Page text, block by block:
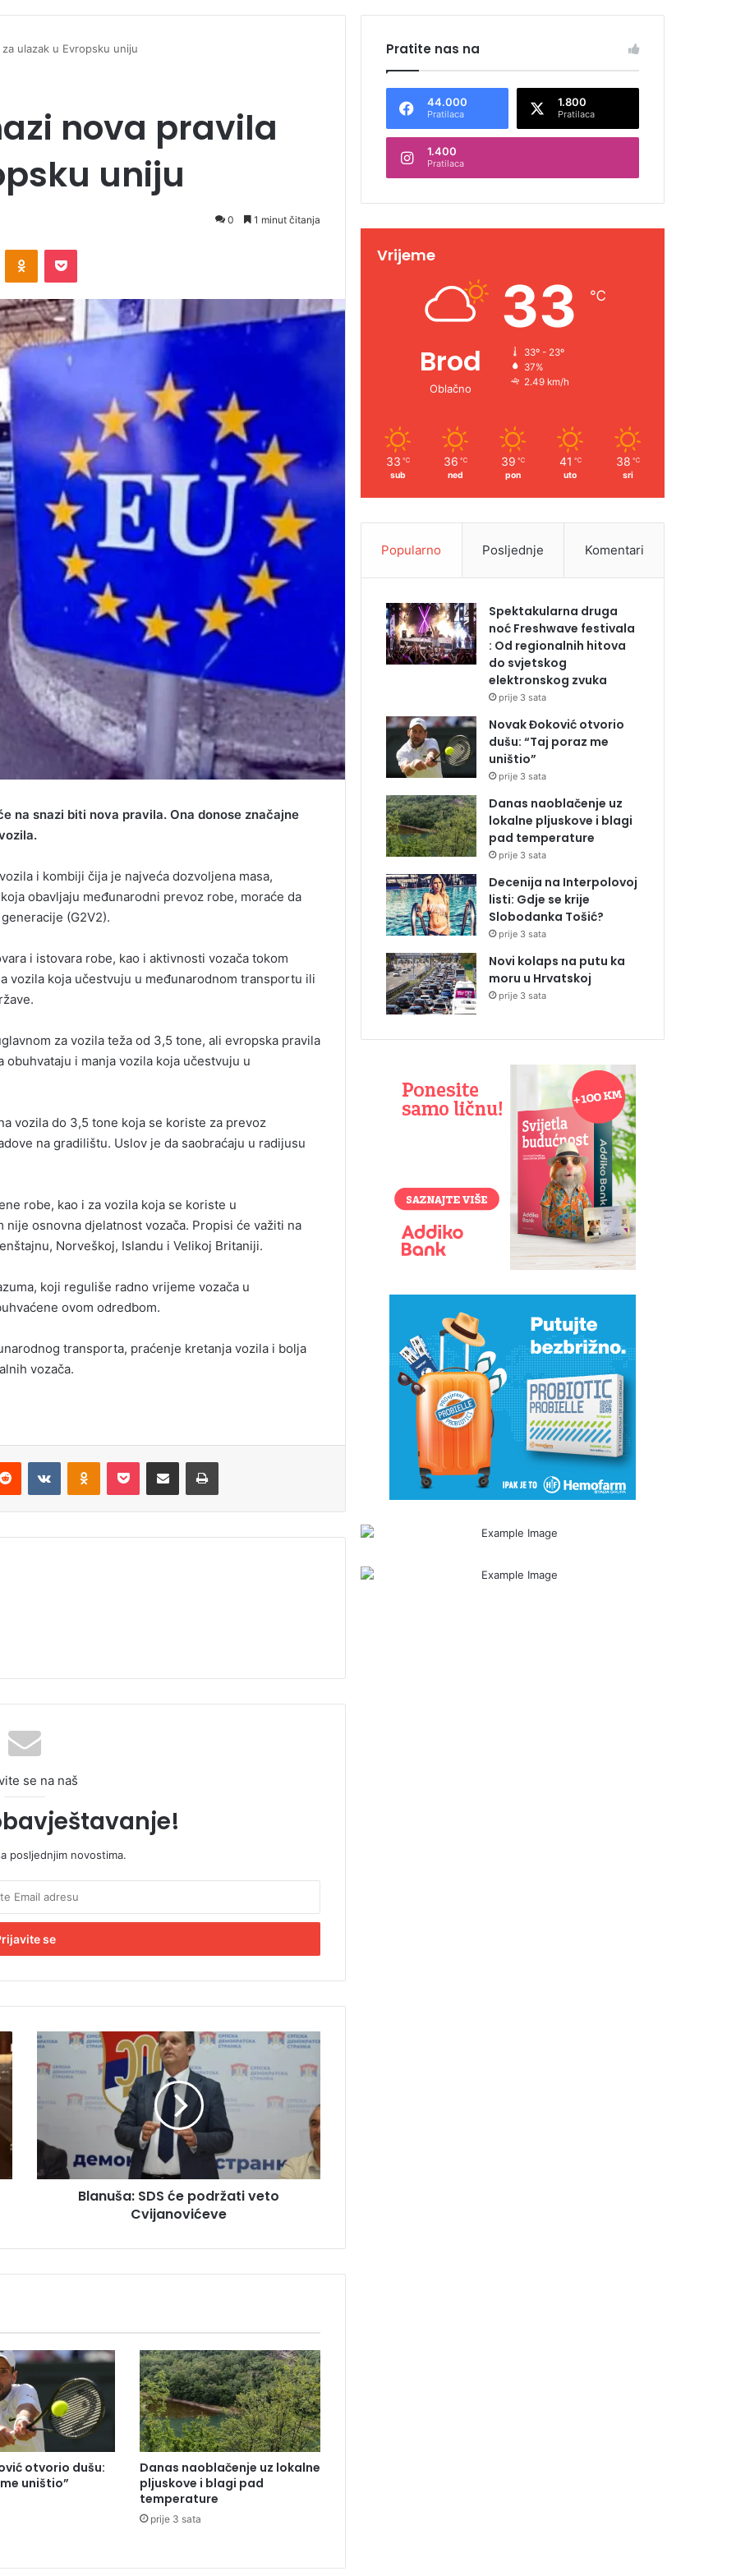
ulazak u Evropsku uniju
nova pravila
uniju
0 1 minut čitanja
na snazi biti nova pravila. Ona donose značajne
i kombiji čija je najveća dozvoljena masa,
obavljaju međunarodni prevoz robe, moraće da
(G2V2).
i istovara robe, kao i aktivnosti vozača tokom
vozila koja učestvuju u međunarodnom transportu ili
za vozila teža od 3,5 tone, ali evropska pravila
i manja vozila koja učestvuju u
vozila do 3,5 tone koja se koriste za prevoz
na gradilištu. Uslov je da saobraćaju u radijusu
robe, kao i za vozila koja se koriste u
osnovna djelatnost vozača. Propisi će važiti na
Norveškoj, Islandu i Velikoj Britaniji.
koji reguliše radno vrijeme vozača u
ovom odredbom.
transporta, praćenje kretanja vozila i bolja
vozača.
se na naš
posljednjim novostima.
B
a
a
S
e
ž
a
t
v
e
o
C
v
Blanuša: SDS će podržati veto
Cvijanovićeve
otvorio dušu:
uništio”
Danas naoblačenje uz lokalne
pljuskove i blagi pad
temperature
prije 3 sata
Pratite nas na
44.000
Pratilaca
1.800
Pratilaca
1.400
Pratilaca
Vrijeme
Brod
Oblačno
33 ℃
33º - 23º
37%
2.49 km/h
33 ℃
sub
36 ℃
ned
39 ℃
pon
41 ℃
uto
38 ℃
sri
Popularno Posljednje Komentari
Spektakularna druga
noć Freshwave festivala
: Od regionalnih hitova
do svjetskog
elektronskog zvuka
prije 3 sata
Novak Đoković otvorio
dušu: “Taj poraz me
uništio”
prije 3 sata
Danas naoblačenje uz
lokalne pljuskove i blagi
pad temperature
prije 3 sata
Decenija na Interpolovoj
listi: Gdje se krije
Slobodanka Tošić?
prije 3 sata
Novi kolaps na putu ka
moru u Hrvatskoj
prije 3 sata